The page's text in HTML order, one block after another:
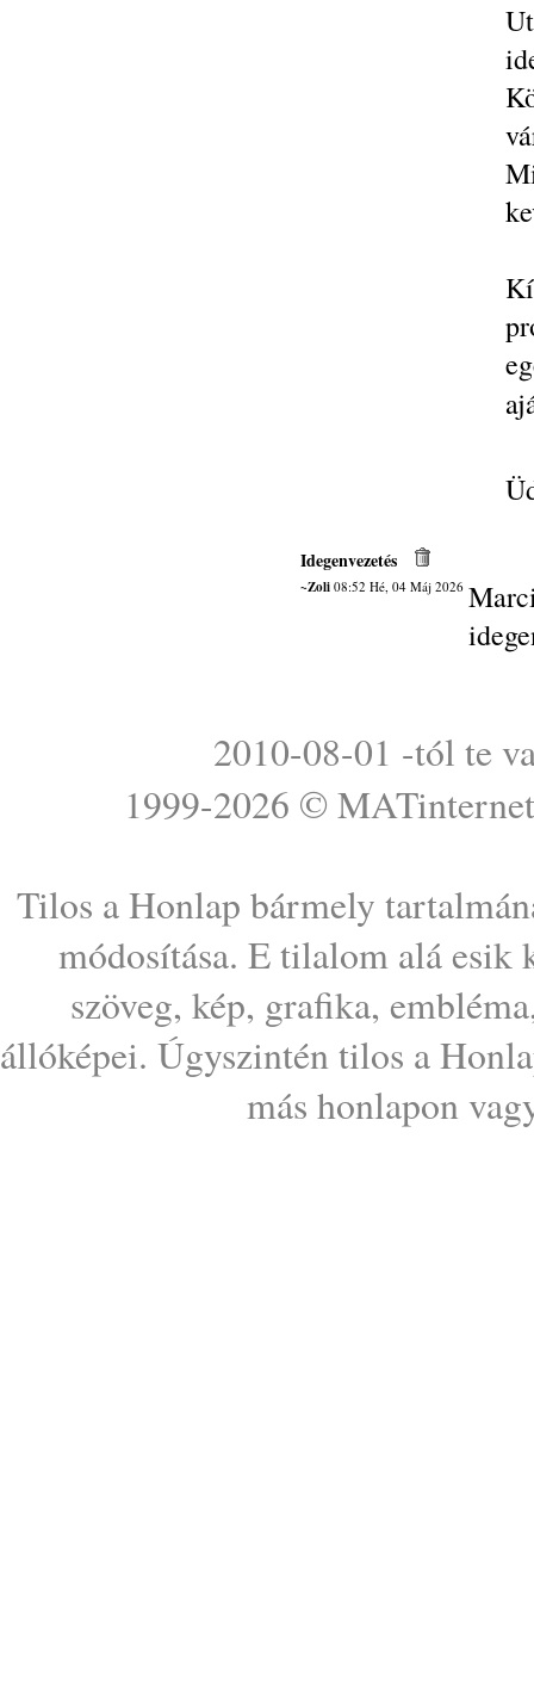
Idegenvezetés
~Zoli08:52 Hé, 04 Máj 2026
2010-08-01 -tól te
1999-2026 © MATinternet
Tilos a Honlap bármely
módosítása. E tilalom alá esik
szöveg, kép, grafika,
állóképei. Úgyszintén tilos a
más honlapon